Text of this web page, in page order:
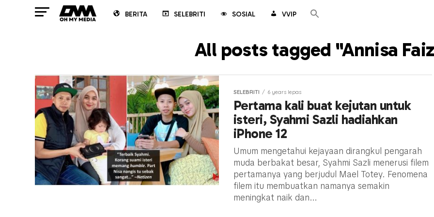
BERITA SELEBRITI SOSIAL VVIP
All posts tagged "Annisa
SELEBRITI 6 years lepas
Pertama kali buat kejutan untuk
isteri, Syahmi Sazli hadiahkan
iPhone 12
Umum mengetahui kejayaan dirangkul pengarah
muda berbakat besar, Syahmi Sazli menerusi filem
pertamanya yang berjudul Mael Totey. Fenomena
filem itu membuatkan namanya semakin
meningkat naik dan...